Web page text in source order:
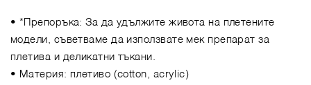
• *Препоръка: За да удължите живота на плетените
модели, съветваме да използвате мек препарат за
плетива и деликатни тъкани.
• Материя: плетиво (cotton, acrylic)